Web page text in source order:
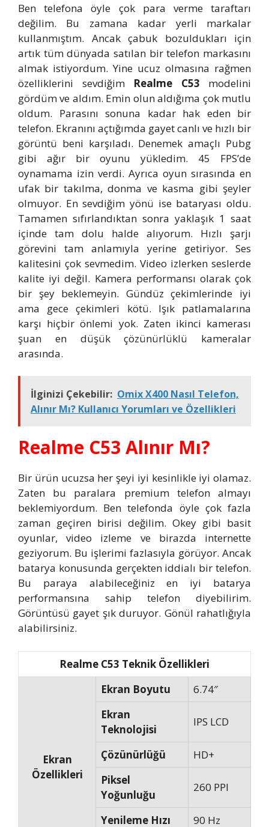
Ben telefona öyle çok para verme taraftarı
değilim. Bu zamana kadar yerli markalar
kullanmıştım. Ancak çabuk bozuldukları için
artık tüm dünyada satılan bir telefon markasını
almak istiyordum. Yine ucuz olmasına rağmen
özelliklerini sevdiğim Realme C53 modelini
gördüm ve aldım. Emin olun aldığıma çok mutlu
oldum. Parasını sonuna kadar hak eden bir
telefon. Ekranını açtığımda gayet canlı ve hızlı bir
görüntü beni karşıladı. Denemek amaçlı Pubg
gibi ağır bir oyunu yükledim. 45 FPS’de
oynamama izin verdi. Ayrıca oyun sırasında en
ufak bir takılma, donma ve kasma gibi şeyler
olmuyor. En sevdiğim yönü ise bataryası oldu.
Tamamen sıfırlandıktan sonra yaklaşık 1 saat
içinde tam dolu halde alıyorum. Hızlı şarjı
görevini tam anlamıyla yerine getiriyor. Ses
kalitesini çok sevmedim. Video izlerken seslerde
kalite iyi değil. Kamera performansı olarak çok
bir şey beklemeyin. Gündüz çekimlerinde iyi
ama gece çekimleri kötü. Işık patlamalarına
karşı hiçbir önlemi yok. Zaten ikinci kamerası
şuan en düşük çözünürlüklü kameralar
arasında.
İlginizi Çekebilir: Omix X400 Nasıl Telefon,
Alınır Mı? Kullanıcı Yorumları ve Özellikleri
Realme C53 Alınır Mı?
Bir ürün ucuzsa her şeyi iyi kesinlikle iyi olamaz.
Zaten bu paralara premium telefon almayı
beklemiyordum. Ben telefonda öyle çok fazla
zaman geçiren birisi değilim. Okey gibi basit
oyunlar, video izleme ve birazda internette
geziyorum. Bu işlerimi fazlasıyla görüyor. Ancak
batarya konusunda gerçekten iddialı bir telefon.
Bu paraya alabileceğiniz en iyi batarya
performansına sahip telefon diyebilirim.
Görüntüsü gayet şık duruyor. Gönül rahatlığıyla
alabilirsiniz.
Realme C53 Teknik Özellikleri
Ekran
Özellikleri
Ekran Boyutu
6.74″
Ekran
Teknolojisi
IPS LCD
Çözünürlüğü
HD+
Piksel
Yoğunluğu
260 PPI
Yenileme Hızı 90 Hz